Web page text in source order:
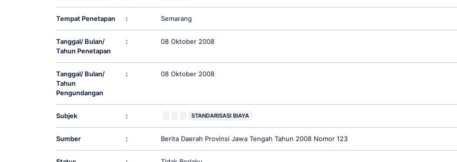
Tempat Penetapan : Semarang
Tanggal/ Bulan/
Tahun Penetapan
: 08 Oktober 2008
Tanggal/ Bulan/
Tahun
Pengundangan
: 08 Oktober 2008
Subjek : STANDARISASI BIAYA
Sumber : Berita Daerah Provinsi Jawa Tengah Tahun 2008 Nomor 123